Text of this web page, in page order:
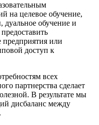
на целевое обучение,
обучение и
или
доступ к
всех
партнерства сделает
В результате мы
дисбаланс между